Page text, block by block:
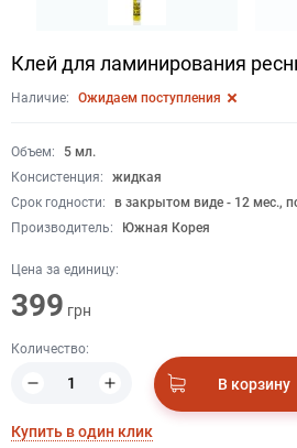
Клей для ламинирования
Наличие: Ожидаем поступления
Объем:
5 мл.
Консистенция:
жидкая
Срок годности:
в закрытом виде - 12 мес.,
Производитель:
Южная Корея
Цена за единицу:
399 грн
Количество:
В корзину
Купить в один клик